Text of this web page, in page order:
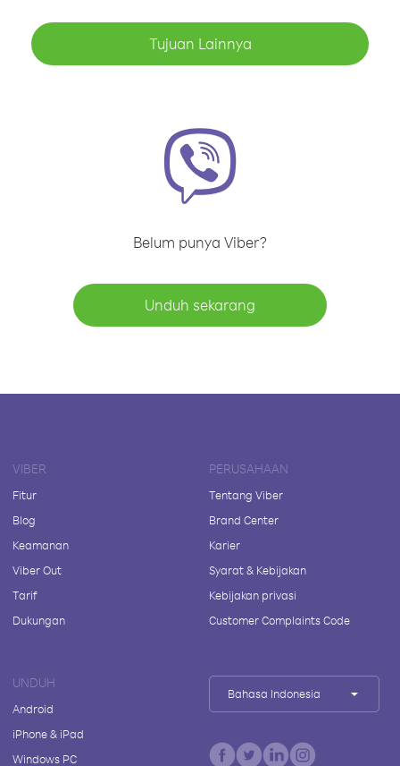
Tujuan Lainnya
Belum punya Viber?
Unduh sekarang
VIBER
Fitur
Blog
Keamanan
Viber Out
Tarif
Dukungan
PERUSAHAAN
Tentang Viber
Brand Center
Karier
Syarat & Kebijakan
Kebijakan privasi
Customer Complaints Code
UNDUH
Android
iPhone & iPad
Windows PC
Bahasa Indonesia